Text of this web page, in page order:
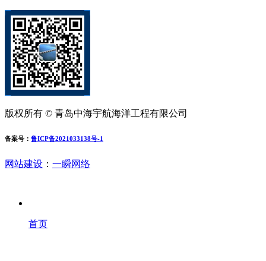
版权所有 © 青岛中海宇航海洋工程有限公司
备案号： 鲁ICP备2021033138号-1
网站建设 ： 一瞬网络
首页